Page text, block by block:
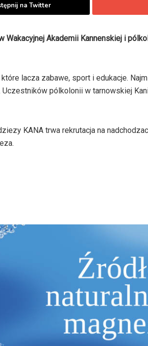
na Twitter
Akademii Kannenskiej i
lacza zabawe, sport i edukacje.
pólkolonii w tarnowskiej
KANA trwa rekrutacja na